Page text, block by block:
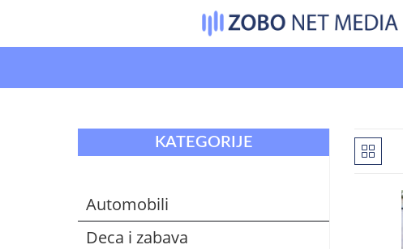
content
KATEGORIJE
Automobili
Deca i zabava